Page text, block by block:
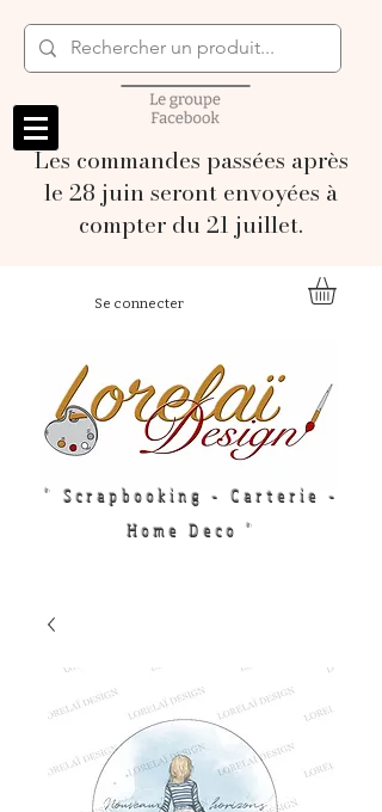
Les commandes passées après
le 28 juin seront envoyées à
compter du 21 juillet.
Se connecter
" Scrapbooking - Carterie -
Home Deco "